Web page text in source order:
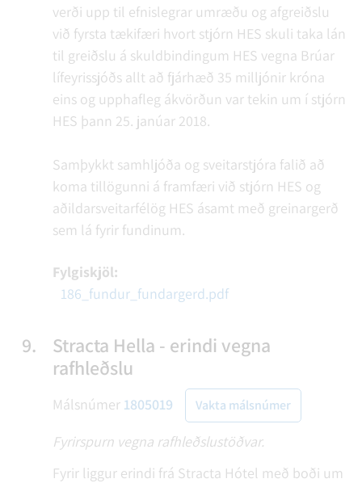
verði upp til efnislegrar umræðu og afgreiðslu
við fyrsta tækifæri hvort stjórn HES skuli taka lán
til greiðslu á skuldbindingum HES vegna Brúar
lífeyrissjóðs allt að fjárhæð 35 milljónir króna
eins og upphafleg ákvörðun var tekin um í stjórn
HES þann 25. janúar 2018.
Samþykkt samhljóða og sveitarstjóra falið að
koma tillögunni á framfæri við stjórn HES og
aðildarsveitarfélög HES ásamt með greinargerð
sem lá fyrir fundinum.
Fylgiskjöl:
186_fundur_fundargerd.pdf
9.
Stracta Hella - erindi vegna
rafhleðslu
Málsnúmer 1805019 Vakta málsnúmer
Fyrirspurn vegna rafhleðslustöðvar.
Fyrir liggur erindi frá Stracta Hótel með boði um